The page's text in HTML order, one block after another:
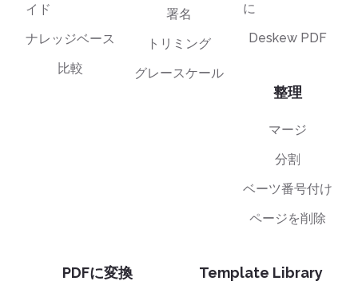
イド
ナレッジベース
比較
署名
トリミング
グレースケール
に
Deskew PDF
整理
マージ
分割
ベーツ番号付け
ページを削除
PDFに変換 Template Library